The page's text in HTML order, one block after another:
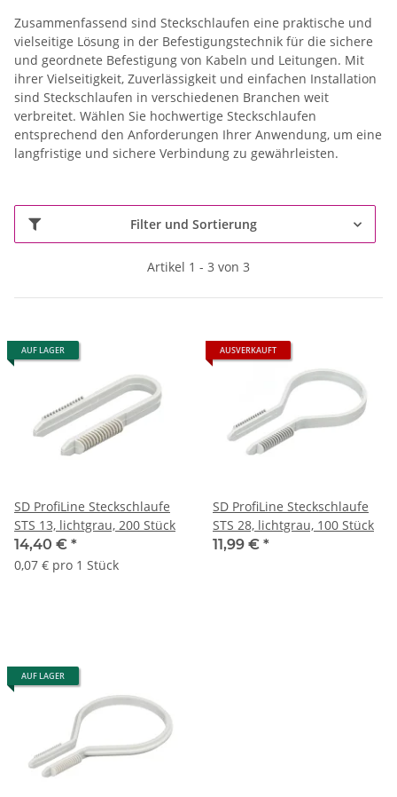
Zusammenfassend sind Steckschlaufen eine praktische und
vielseitige Lösung in der Befestigungstechnik für die sichere
und geordnete Befestigung von Kabeln und Leitungen. Mit
ihrer Vielseitigkeit, Zuverlässigkeit und einfachen Installation
sind Steckschlaufen in verschiedenen Branchen weit
verbreitet. Wählen Sie hochwertige Steckschlaufen
entsprechend den Anforderungen Ihrer Anwendung, um eine
langfristige und sichere Verbindung zu gewährleisten.
Filter und Sortierung
Artikel 1 - 3 von 3
AUF LAGER
SD ProfiLine Steckschlaufe
STS 13, lichtgrau, 200 Stück
14,40 € *
0,07 € pro 1 Stück
AUSVERKAUFT
SD ProfiLine Steckschlaufe
STS 28, lichtgrau, 100 Stück
11,99 € *
AUF LAGER